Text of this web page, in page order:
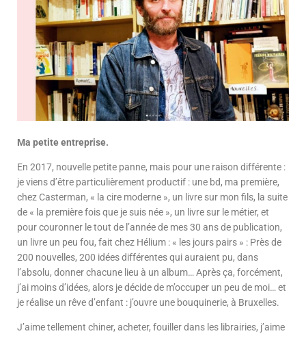
Ma petite entreprise.
En 2017, nouvelle petite panne, mais pour une raison différente :
je viens d’être particulièrement productif : une bd, ma première,
chez Casterman, « la cire moderne », un livre sur mon fils, la suite
de « la première fois que je suis née », un livre sur le métier, et
pour couronner le tout de l’année de mes 30 ans de publication,
un livre un peu fou, fait chez Hélium : « les jours pairs » : Près de
200 nouvelles, 200 idées différentes qui auraient pu, dans
l’absolu, donner chacune lieu à un album… Après ça, forcément,
j’ai moins d’idées, alors je décide de m’occuper un peu de moi… et
je réalise un rêve d’enfant : j’ouvre une bouquinerie, à Bruxelles.
J’aime tellement chiner, acheter, fouiller dans les librairies, j’aime